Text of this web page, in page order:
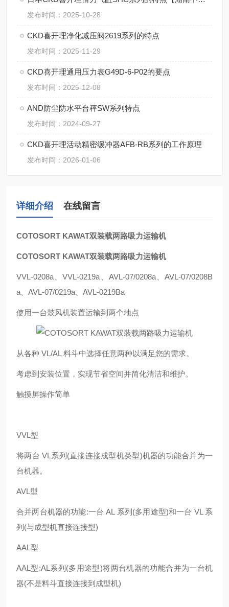
发布时间：2025-10-28
CKD喜开理净化减压阀2619系列的特点
发布时间：2025-11-29
CKD喜开理通用压力表G49D-6-P02的要点
发布时间：2025-12-08
AND防尘防水平台秤SW系列特点
发布时间：2024-09-27
CKD喜开理活动精密缓冲器AFB-RB系列的工作原理
发布时间：2026-01-06
详细介绍 在线留言
COTOSORT KAWAT双装载两路吸力运输机
COTOSORT KAWAT双装载两路吸力运输机
VVL-0208a、VVL-0219a、AVL-07/0208a、AVL-07/0208B
a、AVL-07/0219a、AVL-0219Ba
使用一台鼓风机装置运输到两个地点
从各种 VL/AL 料斗中选择任意两种以满足您的需求。
考虑到安装位置，实现节省空间并简化清洁和维护。
触摸屏操作简单
VVL型
将两台 VL系列(直接连接成型机类型)机器的功能合并为一
台机器。
AVL型
合并两台机器的功能:一台 AL 系列(多用途型)和一台 VL 系
列(与成型机直接连接型)
AAL型
AAL型:AL系列(多用途型)将两台机器的功能合并为一台机
器(不是料斗直接连接到成型机)